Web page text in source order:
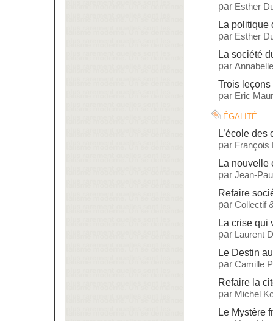
par Esther
La politique
par Esther
La société
par
Trois leçons
par Eric
égalité
L’école des
par François
La nouvelle
par Jean-
Refaire
par Collectif
La crise qui
par Laurent
Le Destin
par Camille
Refaire la
par Michel
Le Mystère